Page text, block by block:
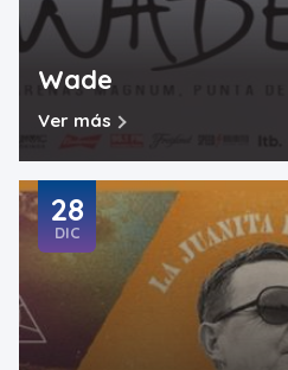
Wade
Ver más
28
DIC